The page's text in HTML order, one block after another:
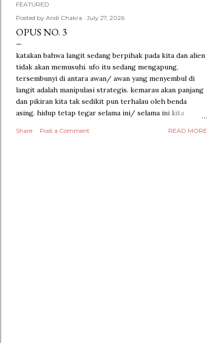
P
o
s
t
s
FEATURED
Posted by Andi Chakra July 27, 2026
OPUS NO. 3
katakan bahwa langit sedang berpihak pada kita dan alien
tidak akan memusuhi. ufo itu sedang mengapung,
tersembunyi di antara awan/ awan yang menyembul di
langit adalah manipulasi strategis. kemarau akan panjang
dan pikiran kita tak sedikit pun terhalau oleh benda
asing. hidup tetap tegar selama ini/ selama ini kita
anggap rumit pada saat kita masih setinggi paha anak
Share Post a Comment READ MORE